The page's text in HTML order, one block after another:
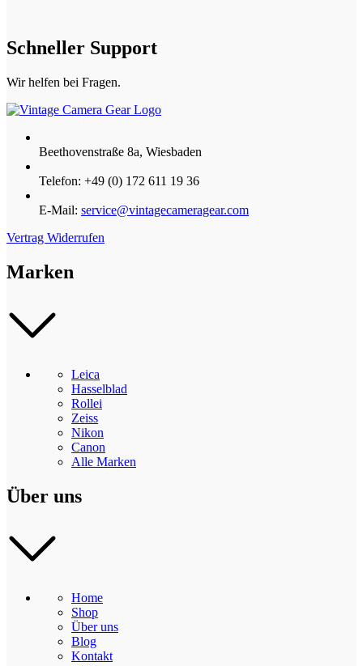
Schneller Support
Wir helfen bei Fragen.
Beethovenstraße 8a, Wiesbaden
Telefon: +49 (0) 172 611 19 36
E-Mail: service@vintagecameragear.com
Vertrag Widerrufen
Marken
Leica
Hasselblad
Rollei
Zeiss
Nikon
Canon
Alle Marken
Über uns
Home
Shop
Über uns
Blog
Kontakt